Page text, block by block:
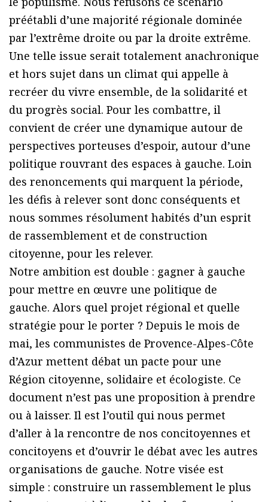
préétabli d’une majorité régionale dominée
par l’extrême droite ou par la droite extrême.
Une telle issue serait totalement anachronique
et hors sujet dans un climat qui appelle à
recréer du vivre ensemble, de la solidarité et
du progrès social. Pour les combattre, il
convient de créer une dynamique autour de
perspectives porteuses d’espoir, autour d’une
politique rouvrant des espaces à gauche. Loin
des renoncements qui marquent la période,
les défis à relever sont donc conséquents et
nous sommes résolument habités d’un esprit
de rassemblement et de construction
citoyenne, pour les relever.
Notre ambition est double : gagner à gauche
pour mettre en œuvre une politique de
gauche. Alors quel projet régional et quelle
stratégie pour le porter ? Depuis le mois de
mai, les communistes de Provence-Alpes-Côte
d’Azur mettent débat un pacte pour une
Région citoyenne, solidaire et écologiste. Ce
document n’est pas une proposition à prendre
ou à laisser. Il est l’outil qui nous permet
d’aller à la rencontre de nos concitoyennes et
concitoyens et d’ouvrir le débat avec les autres
organisations de gauche. Notre visée est
simple : construire un rassemblement le plus